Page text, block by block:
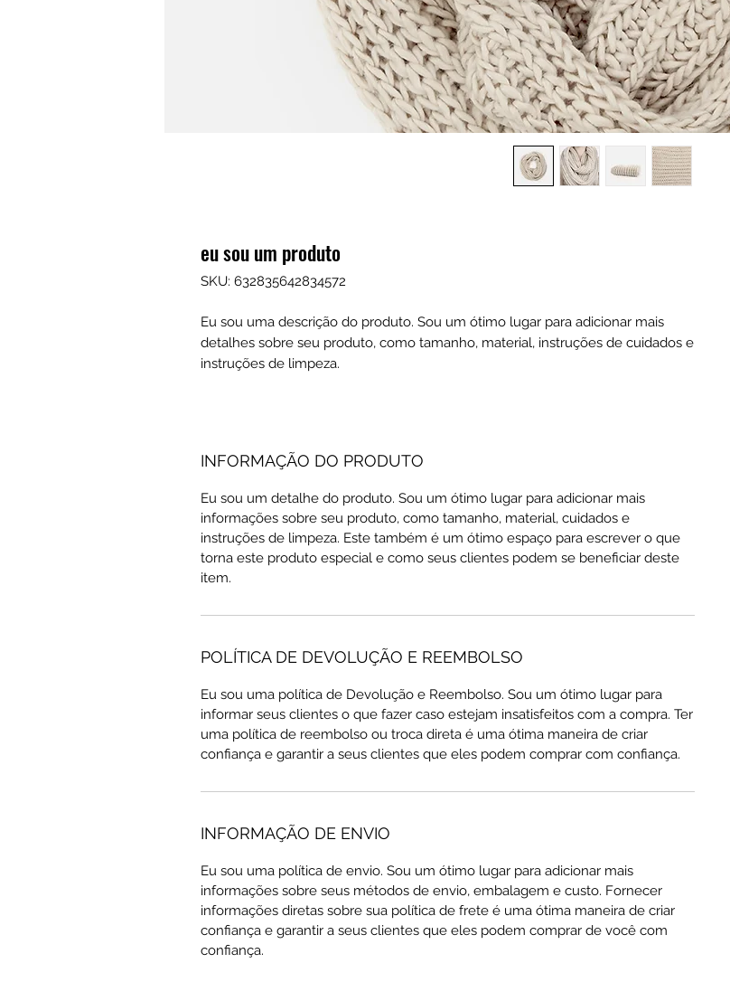
eu sou um produto
SKU: 632835642834572
Eu sou uma descrição do produto. Sou um ótimo lugar para adicionar mais
detalhes sobre seu produto, como tamanho, material, instruções de cuidados e
instruções de limpeza.
INFORMAÇÃO DO PRODUTO
Eu sou um detalhe do produto. Sou um ótimo lugar para adicionar mais
informações sobre seu produto, como tamanho, material, cuidados e
instruções de limpeza. Este também é um ótimo espaço para escrever o que
torna este produto especial e como seus clientes podem se beneficiar deste
item.
POLÍTICA DE DEVOLUÇÃO E REEMBOLSO
Eu sou uma política de Devolução e Reembolso. Sou um ótimo lugar para
informar seus clientes o que fazer caso estejam insatisfeitos com a compra. Ter
uma política de reembolso ou troca direta é uma ótima maneira de criar
confiança e garantir a seus clientes que eles podem comprar com confiança.
INFORMAÇÃO DE ENVIO
Eu sou uma política de envio. Sou um ótimo lugar para adicionar mais
informações sobre seus métodos de envio, embalagem e custo. Fornecer
informações diretas sobre sua política de frete é uma ótima maneira de criar
confiança e garantir a seus clientes que eles podem comprar de você com
confiança.